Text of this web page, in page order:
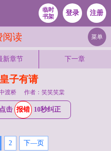
临时
书架
登录 注册
阅读 菜单
新章节 下一章
子有请
渡桥 作者：笑笑笑棠
击 报错 10秒纠正
2 下—页